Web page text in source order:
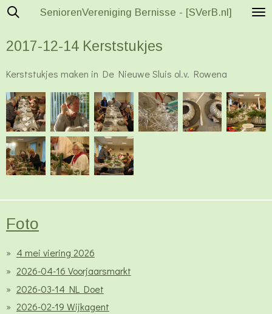
Ga
naar
hoofdinhoud
SeniorenVereniging Bernisse - [SVerB.nl]
2017-12-14 Kerststukjes
Kerststukjes maken in De Nieuwe Sluis ol.v. Rowena
Foto
4 mei viering 2026
2026-04-16 Voorjaarsmarkt
2026-03-14 NL Doet
2026-02-19 Wijkagent